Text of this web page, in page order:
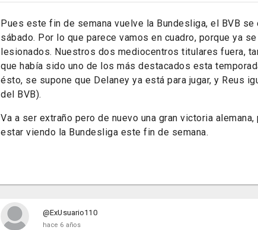
Pues este fin de semana vuelve la Bundesliga, el BVB
sábado. Por lo que parece vamos en cuadro, porque ya
lesionados. Nuestros dos mediocentros titulares fuera,
que había sido uno de los más destacados esta
ésto, se supone que Delaney ya está para jugar, y Reus
del BVB).
Va a ser extraño pero de nuevo una gran victoria
estar viendo la Bundesliga este fin de semana.
@ExUsuario110
hace 6 años